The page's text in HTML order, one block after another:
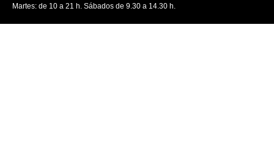
Martes: de 10 a 21 h. Sábados de 9.30 a 14.30 h.